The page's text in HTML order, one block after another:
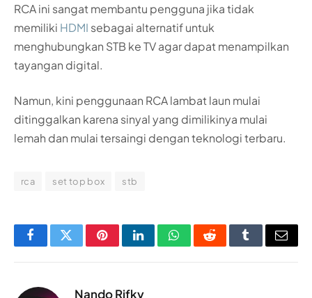
RCA ini sangat membantu pengguna jika tidak
memiliki HDMI sebagai alternatif untuk
menghubungkan STB ke TV agar dapat menampilkan
tayangan digital.
Namun, kini penggunaan RCA lambat laun mulai
ditinggalkan karena sinyal yang dimilikinya mulai
lemah dan mulai tersaingi dengan teknologi terbaru.
rca set top box stb
FacebookTwitterPinterestLinkedInWhatsAppRedditTumblrEmail
Nando Rifky